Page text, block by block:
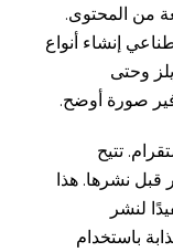
من المحتوى.
إنشاء أنواع
وحتى
صورة أوضح.
تتيح
قبل نشرها. هذا
لنشر
باستخدام